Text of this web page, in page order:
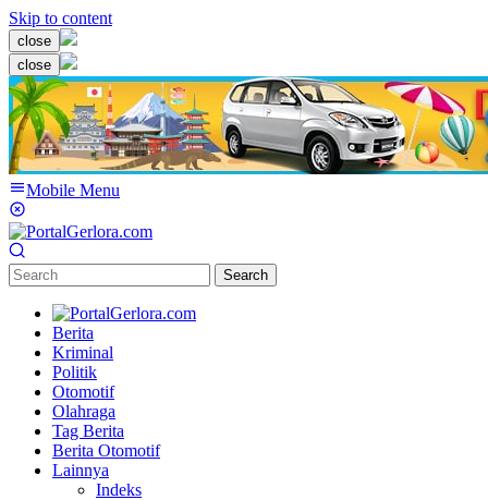
Skip to content
close
close
Mobile Menu
Search
Berita
Kriminal
Politik
Otomotif
Olahraga
Tag Berita
Berita Otomotif
Lainnya
Indeks